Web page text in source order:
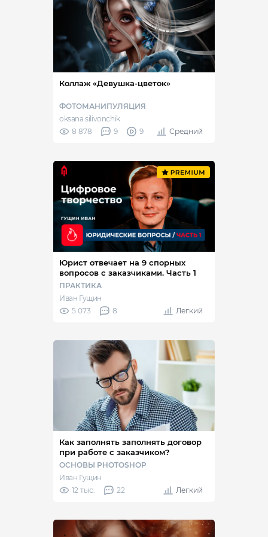
Коллаж «Девушка-цветок»
ФОТОМАНИПУЛЯЦИЯ
oksana silivonchik
8 878
9 9 Средний
Юрист отвечает на 9 спорных
вопросов с заказчиками. Часть 1
ПРАКТИКА
Иван Гущин
5 073
8 Легкий
Как заполнять заполнять договор
при работе с заказчиком?
ОСНОВЫ PHOTOSHOP
Иван Гущин
12 тыс.
22 Легкий